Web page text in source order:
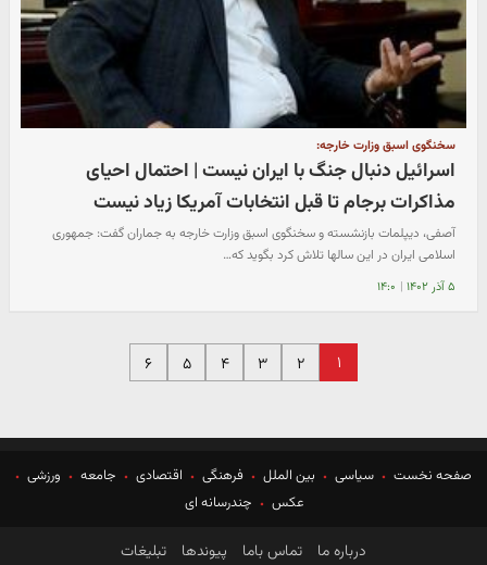
سخنگوی اسبق وزارت خارجه:
اسرائیل دنبال جنگ با ایران نیست | احتمال احیای
مذاکرات برجام تا قبل انتخابات آمریکا زیاد نیست
آصفی، دیپلمات بازنشسته و سخنگوی اسبق وزارت خارجه به جماران گفت: جمهوری
اسلامی ایران در این سالها تلاش کرد بگوید که…
۵ آذر ۱۴۰۲ | ۱۴:۰
۱ ۲ ۳ ۴ ۵ ۶
صفحه نخست سیاسی بین الملل فرهنگی اقتصادی جامعه
ورزشی
عکس
چندرسانه ای
درباره ما تماس باما پیوندها تبلیغات